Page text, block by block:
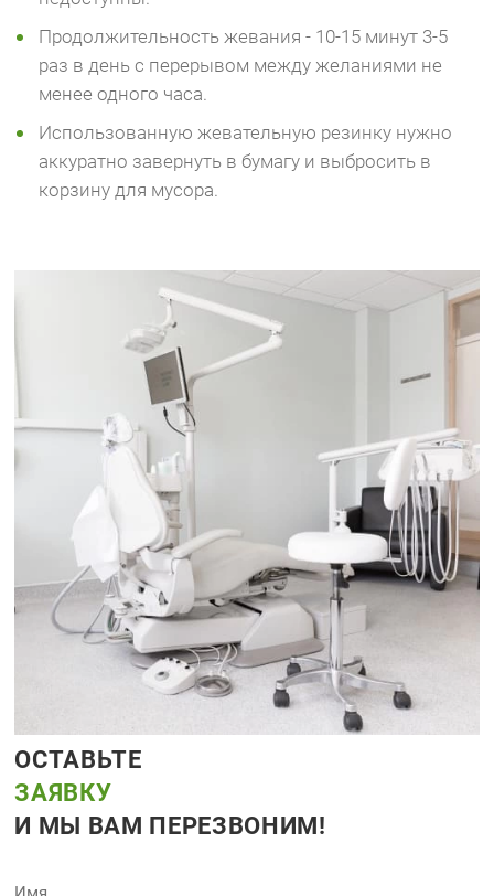
Продолжительность жевания - 10-15 минут 3-5
раз в день с перерывом между желаниями не
менее одного часа.
Использованную жевательную резинку нужно
аккуратно завернуть в бумагу и выбросить в
корзину для мусора.
ОСТАВЬТЕ
ЗАЯВКУ
И МЫ ВАМ ПЕРЕЗВОНИМ!